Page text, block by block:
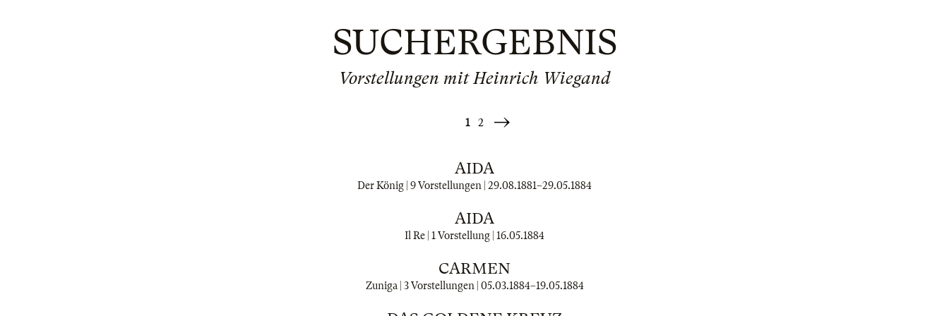
SUCHERGEBNIS
Vorstellungen mit Heinrich Wiegand
1 2
Weiter
AIDA
Der König | 9 Vorstellungen | 29.08.1881–29.05.1884
AIDA
Il Re | 1 Vorstellung | 16.05.1884
CARMEN
Zuniga | 3 Vorstellungen | 05.03.1884–19.05.1884